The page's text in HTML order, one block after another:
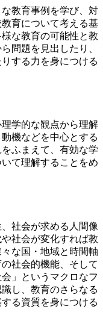
教育事例を学び、対
育について考える基
な教育の可能性と教
問題を見出したり、
する力を身につける
学的な観点から理解
機などを中心とする
ふまえて、有効な学
て理解することをめ
社会が求める人間像
社会が変化すれば教
な国・地域と時間軸
社会的機能、そして
」というマクロなフ
し、教育のさらなる
る資質を身につける